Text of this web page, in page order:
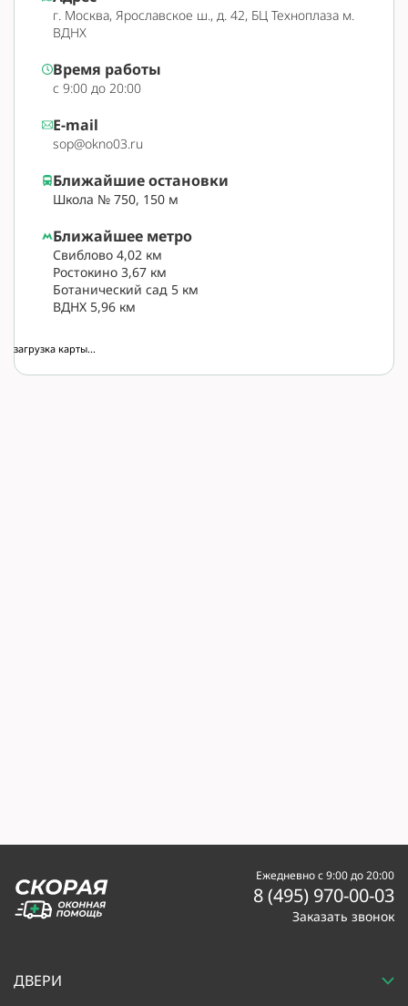
г. Москва, Ярославское ш., д. 42, БЦ Техноплаза м.
ВДНХ
Время работы
с 9:00 до 20:00
E-mail
sop@okno03.ru
Ближайшее метро
Свиблово 4,02 км
Ростокино 3,67 км
Ботанический сад 5 км
ВДНХ 5,96 км
Ближайшие остановки
Школа № 750, 150 м
загрузка карты...
Ежедневно с 9:00 до 20:00
8 (495) 970-00-03
Заказать звонок
ДВЕРИ